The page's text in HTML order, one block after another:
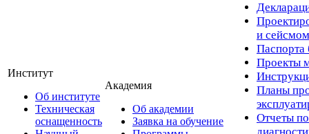
Институт
Об институте
Техническая
оснащенность
Академия
Об академии
Заявка на обучение
и
Паспорта
Проекты
Планы
Отчеты по